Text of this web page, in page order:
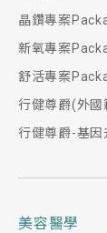
晶鑽專案
新氧專案
舒活專案
行健尊爵(外國
行健尊爵-基
美容醫學